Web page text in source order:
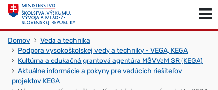
Skočiť na obsah
Domov
Veda a technika
Podpora vysokoškolskej vedy a techniky - VEGA, KEGA
Kultúrna a edukačná grantová agentúra MŠVVaM SR (KEGA)
Aktuálne informácie a pokyny pre vedúcich riešiteľov
projektov KEGA
Skočiť na začiatok stránky